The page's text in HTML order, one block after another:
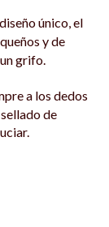
único, el
y de
grifo.
a los dedos
de